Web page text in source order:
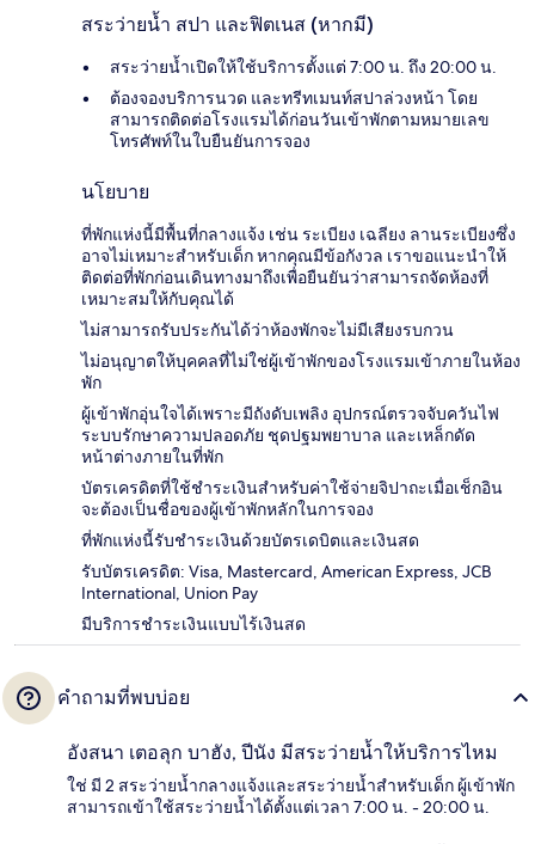
สระว่ายน้ำ สปา และฟิตเนส (หากมี)
สระว่ายน้ำเปิดให้ใช้บริการตั้งแต่ 7:00 น. ถึง 20:00 น.
ต้องจองบริการนวด และทรีทเมนท์สปาล่วงหน้า โดย
สามารถติดต่อโรงแรมได้ก่อนวันเข้าพักตามหมายเลข
โทรศัพท์ในใบยืนยันการจอง
นโยบาย
ที่พักแห่งนี้มีพื้นที่กลางแจ้ง เช่น ระเบียง เฉลียง ลานระเบียงซึ่ง
อาจไม่เหมาะสำหรับเด็ก หากคุณมีข้อกังวล เราขอแนะนำให้
ติดต่อที่พักก่อนเดินทางมาถึงเพื่อยืนยันว่าสามารถจัดห้องที่
เหมาะสมให้กับคุณได้
ไม่สามารถรับประกันได้ว่าห้องพักจะไม่มีเสียงรบกวน
ไม่อนุญาตให้บุคคลที่ไม่ใช่ผู้เข้าพักของโรงแรมเข้าภายในห้อง
พัก
ผู้เข้าพักอุ่นใจได้เพราะมีถังดับเพลิง อุปกรณ์ตรวจจับควันไฟ
ระบบรักษาความปลอดภัย ชุดปฐมพยาบาล และเหล็กดัด
หน้าต่างภายในที่พัก
บัตรเครดิตที่ใช้ชำระเงินสำหรับค่าใช้จ่ายจิปาถะเมื่อเช็กอิน
จะต้องเป็นชื่อของผู้เข้าพักหลักในการจอง
ที่พักแห่งนี้รับชำระเงินด้วยบัตรเดบิตและเงินสด
รับบัตรเครดิต: Visa, Mastercard, American Express, JCB
International, Union Pay
มีบริการชำระเงินแบบไร้เงินสด
คำถามที่พบบ่อย
อังสนา เตอลุก บาฮัง, ปีนัง มีสระว่ายน้ำให้บริการไหม
ใช่ มี 2 สระว่ายน้ำกลางแจ้งและสระว่ายน้ำสำหรับเด็ก ผู้เข้าพัก
สามารถเข้าใช้สระว่ายน้ำได้ตั้งแต่เวลา 7:00 น. - 20:00 น.